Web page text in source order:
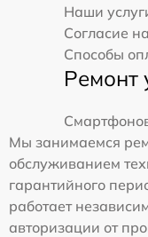
Наши
Согласие
Способы
Ремонт
Мы занимаемся
обслуживанием
гарантийного
работает
авторизации от